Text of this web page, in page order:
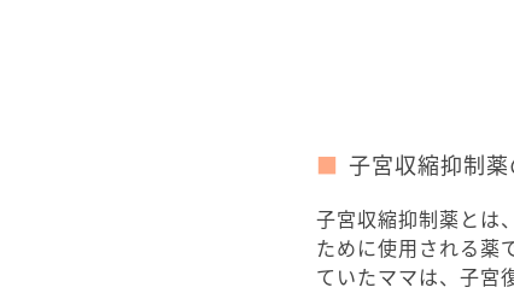
子宮収縮抑制
子宮収縮抑制薬とは
ために使用される薬
ていたママは、子宮